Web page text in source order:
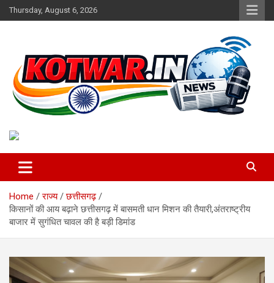
Skip
to
Thursday, August 6, 2026
kotwar.in
Home राज्य
छत्तीसगढ़
किसानों की आय बढ़ाने छत्तीसगढ़ में बासमती धान मिशन की तैयारी,अंतराष्ट्रीय
बाजार में सुगंधित चावल की है बड़ी डिमांड